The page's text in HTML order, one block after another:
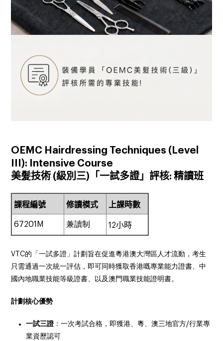
OEMC Hairdressing Techniques (Level
III): Intensive Course
美髮技術 (級別三) 「一試多證」評核:精讀班
課程編號 修讀模式 上課時數
67201M 兼讀制 12小時
VTC的「一試多證」計劃旨在促進粵港澳大灣區人才流動，考生
只需通過一次統一評估，即可同時獲取香港嘅專業能力證書、中
國內地職業技能等級證書、以及澳門職業技能證明書。
計劃核心優勢
一試三證：一次考試合格，即獲港、粵、澳三地官方/行業專
業資歷認可